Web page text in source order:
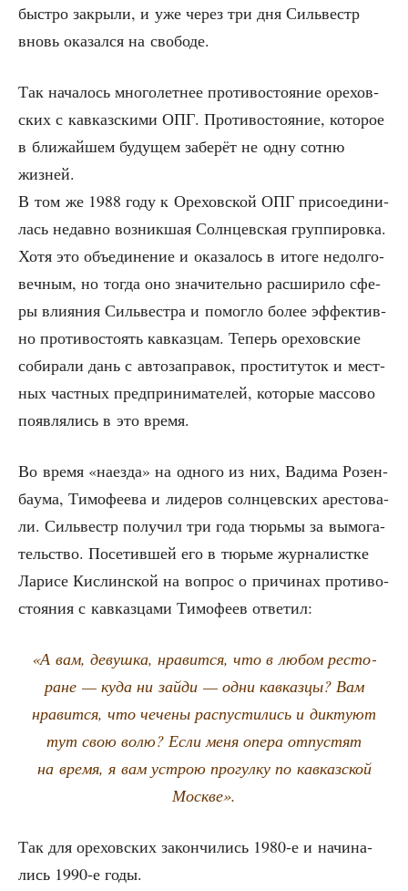
быст­ро закры­ли, и уже через три дня Силь­вестр
вновь ока­зал­ся на свободе.
Так нача­лось мно­го­лет­нее про­ти­во­сто­я­ние оре­хов­
ских с кав­каз­ски­ми ОПГ. Про­ти­во­сто­я­ние, кото­рое
в бли­жай­шем буду­щем забе­рёт не одну сот­ню
жизней.
В том же 1988 году к Оре­хов­ской ОПГ при­со­еди­ни­
лась недав­но воз­ник­шая Солн­цев­ская груп­пи­ров­ка.
Хотя это объ­еди­не­ние и ока­за­лось в ито­ге недол­го­
веч­ным, но тогда оно зна­чи­тель­но рас­ши­ри­ло сфе­
ры вли­я­ния Силь­ве­ст­ра и помог­ло более эффек­тив­
но про­ти­во­сто­ять кав­каз­цам. Теперь оре­хов­ские
соби­ра­ли дань с авто­за­пра­вок, про­сти­ту­ток и мест­
ных част­ных пред­при­ни­ма­те­лей, кото­рые мас­со­во
появ­ля­лись в это время.
Во вре­мя «наез­да» на одно­го из них, Вади­ма Розен­
ба­у­ма, Тимо­фе­е­ва и лиде­ров солн­цев­ских аре­сто­ва­
ли. Силь­вестр полу­чил три года тюрь­мы за вымо­га­
тель­ство. Посе­тив­шей его в тюрь­ме жур­на­лист­ке
Лари­се Кис­лин­ской на вопрос о при­чи­нах про­ти­во­
сто­я­ния с кав­каз­ца­ми Тимо­фе­ев ответил:
«А вам, девуш­ка, нра­вит­ся, что в любом ресто­
ране — куда ни зай­ди — одни кав­каз­цы? Вам
нра­вит­ся, что чече­ны рас­пу­сти­лись и дик­ту­ют
тут свою волю? Если меня опе­ра отпу­стят
на вре­мя, я вам устрою про­гул­ку по кав­каз­ской
Москве».
Так для оре­хов­ских закон­чи­лись 1980‑е и начи­на­
лись 1990‑е годы.